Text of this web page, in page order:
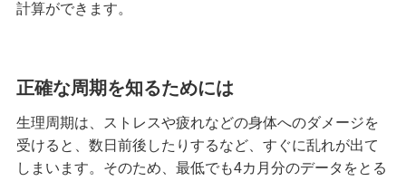
計算ができます。
正確な周期を知るためには
生理周期は、ストレスや疲れなどの身体へのダメージを
受けると、数日前後したりするなど、すぐに乱れが出て
しまいます。そのため、最低でも4カ月分のデータをとる